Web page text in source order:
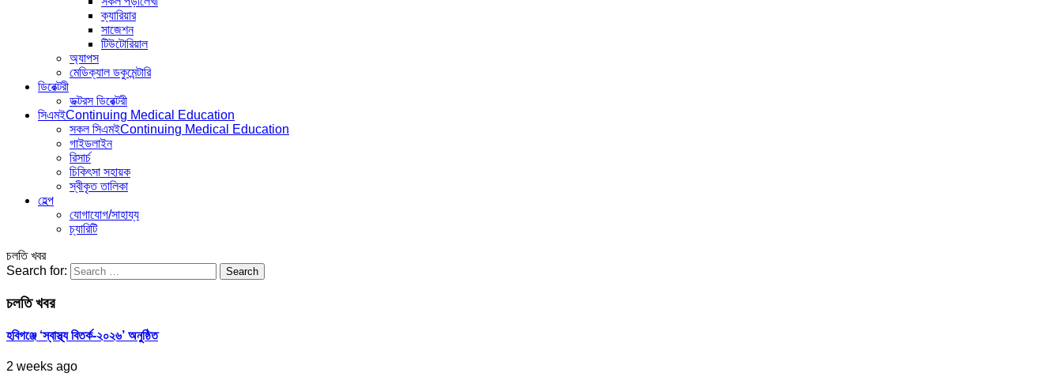
ক্যারিয়ার
সাজেশন
টিউটোরিয়াল
অ্যাপস
মেডিক্যাল ডকুমেন্টারি
ডিরেক্টরী
ডক্টরস ডিরেক্টরী
সিএমইContinuing Medical Education
সকল সিএমইContinuing Medical Education
গাইডলাইন
রিসার্চ
চিকিৎসা সহায়ক
স্বীকৃত তালিকা
হেল্প
যোগাযোগ/সাহায্য
চ্যারিটি
চলতি খবর
Search for:
চলতি খবর
হবিগঞ্জে ‘স্বাস্থ্য বিতর্ক-২০২৬’ অনুষ্ঠিত
2 weeks ago